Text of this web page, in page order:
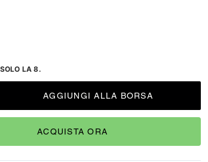
LA 8.
AGGIUNGI ALLA BORSA
ACQUISTA ORA